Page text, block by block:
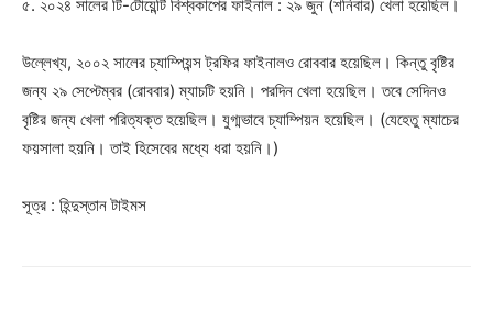
৫. ২০২৪ সালের টি-টোয়েন্টি বিশ্বকাপের ফাইনাল : ২৯ জুন (শনিবার) খেলা হয়েছিল।
উল্লেখ্য, ২০০২ সালের চ্যাম্পিয়ন্স ট্রফির ফাইনালও রোববার হয়েছিল। কিন্তু বৃষ্টির
জন্য ২৯ সেপ্টেম্বর (রোববার) ম্যাচটি হয়নি। পরদিন খেলা হয়েছিল। তবে সেদিনও
বৃষ্টির জন্য খেলা পরিত্যক্ত হয়েছিল। যুগ্মভাবে চ্যাম্পিয়ন হয়েছিল। (যেহেতু ম্যাচের
ফয়সালা হয়নি। তাই হিসেবের মধ্যে ধরা হয়নি।)
সূত্র : হিন্দুস্তান টাইমস